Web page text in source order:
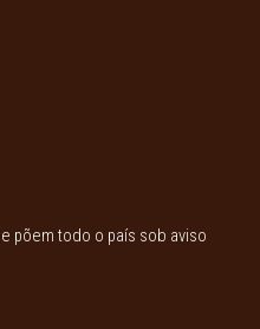
põem todo o país sob aviso